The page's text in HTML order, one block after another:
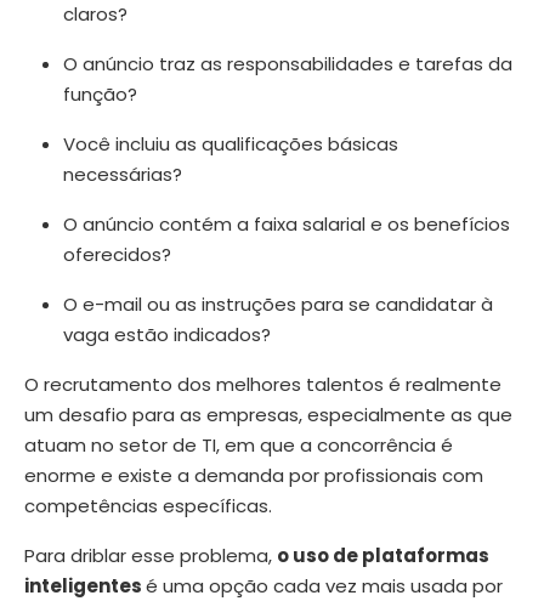
claros?
O anúncio traz as responsabilidades e tarefas da
função?
Você incluiu as qualificações básicas
necessárias?
O anúncio contém a faixa salarial e os benefícios
oferecidos?
O e-mail ou as instruções para se candidatar à
vaga estão indicados?
O recrutamento dos melhores talentos é realmente
um desafio para as empresas, especialmente as que
atuam no setor de TI, em que a concorrência é
enorme e existe a demanda por profissionais com
competências específicas.
Para driblar esse problema, o uso de plataformas
inteligentesé uma opção cada vez mais usada por